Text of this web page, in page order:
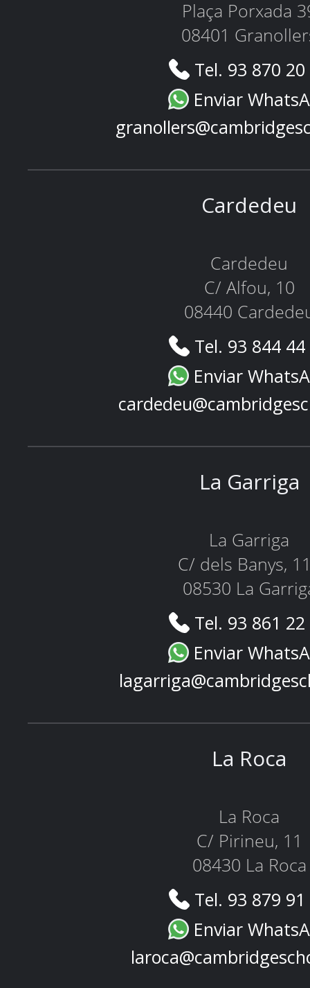
Plaça Porxada
08401
Tel. 93 870
Enviar
Cardedeu
Cardedeu
C/ Alfou, 10
08440
Tel. 93 844
Enviar
La Garriga
La Garriga
C/ dels Banys,
08530 La
Tel. 93 861
Enviar
La Roca
La Roca
C/ Pirineu, 11
08430 La Roca
Tel. 93 879
Enviar